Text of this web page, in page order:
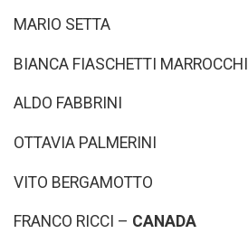
MARIO SETTA
BIANCA FIASCHETTI MARROCCHI
ALDO FABBRINI
OTTAVIA PALMERINI
VITO BERGAMOTTO
FRANCO RICCI – CANADA